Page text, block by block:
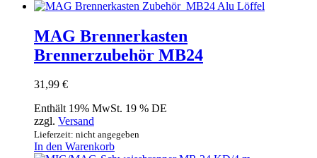
MAG Brennerkasten
Brennerzubehör MB24
31,99 €
Enthält 19% MwSt. 19 % DE
zzgl. Versand
Lieferzeit: nicht angegeben
In den Warenkorb